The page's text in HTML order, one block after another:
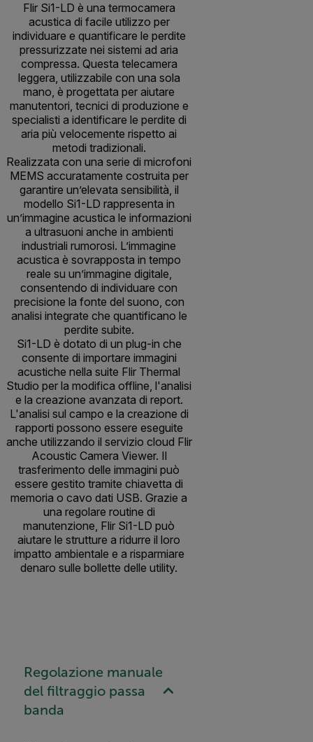
Flir Si1-LD è una termocamera
acustica di facile utilizzo per
individuare e quantificare le perdite
pressurizzate nei sistemi ad aria
compressa. Questa telecamera
leggera, utilizzabile con una sola
mano, è progettata per aiutare
manutentori, tecnici di produzione e
specialisti a identificare le perdite di
aria più velocemente rispetto ai
metodi tradizionali.
Realizzata con una serie di microfoni
MEMS accuratamente costruita per
garantire un’elevata sensibilità, il
modello Si1-LD rappresenta in
un’immagine acustica le informazioni
a ultrasuoni anche in ambienti
industriali rumorosi. L’immagine
acustica è sovrapposta in tempo
reale su un’immagine digitale,
consentendo di individuare con
precisione la fonte del suono, con
analisi integrate che quantificano le
perdite subite.
Si1-LD è dotato di un plug-in che
consente di importare immagini
acustiche nella suite Flir Thermal
Studio per la modifica offline, l'analisi
e la creazione avanzata di report.
L'analisi sul campo e la creazione di
rapporti possono essere eseguite
anche utilizzando il servizio cloud Flir
Acoustic Camera Viewer. Il
trasferimento delle immagini può
essere gestito tramite chiavetta di
memoria o cavo dati USB. Grazie a
una regolare routine di
manutenzione, Flir Si1-LD può
aiutare le strutture a ridurre il loro
impatto ambientale e a risparmiare
denaro sulle bollette delle utility.
Regolazione manuale
del filtraggio passa
banda